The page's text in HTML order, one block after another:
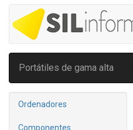
Portátiles de gama alta
Ordenadores
Componentes